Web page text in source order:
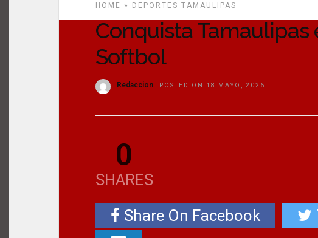
HOME » DEPORTES TAMAULIPAS
Conquista
Softbol
Redaccion POSTED ON 18 MAYO, 2026
0
SHARES
Share On Facebook